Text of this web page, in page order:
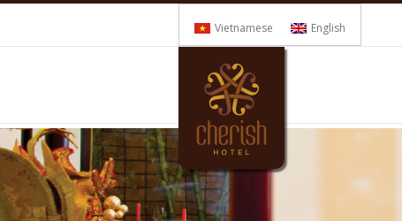
Vietnamese English